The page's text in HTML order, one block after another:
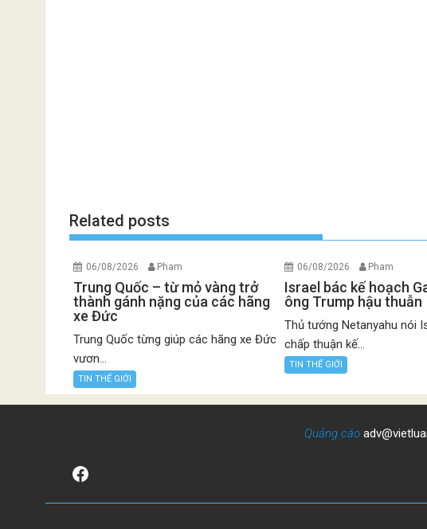
Related posts
06/08/2026 Pham
Trung Quốc – từ mỏ vàng trở
thành gánh nặng của các hãng
xe Đức
Trung Quốc từng giúp các hãng xe Đức
vươn...
TIN THẾ GIỚI
06/08/2026 Pham
Israel bác kế hoạch
ông Trump hậu thuẫn
Thủ tướng Netanyahu nói
chấp thuận kế...
TIN THẾ GIỚI
Quảng cáo
Facebook